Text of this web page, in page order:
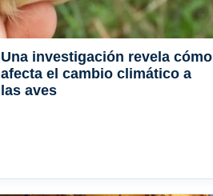
Una investigación revela cómo
afecta el cambio climático a
las aves